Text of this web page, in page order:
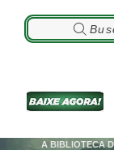
A BIBLIOTECA